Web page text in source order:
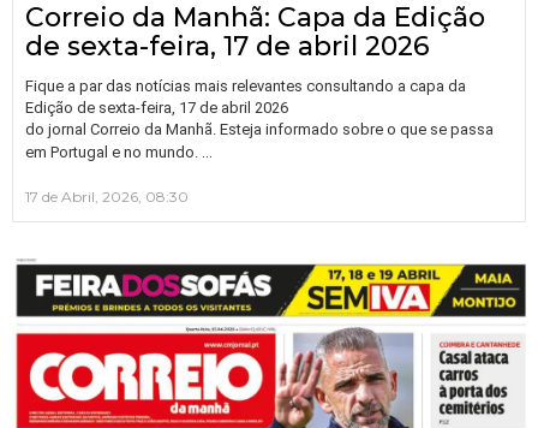
Correio da Manhã: Capa da Edição
de sexta-feira, 17 de abril 2026
Fique a par das notícias mais relevantes consultando a capa da
Edição de sexta-feira, 17 de abril 2026
do jornal Correio da Manhã. Esteja informado sobre o que se passa
em Portugal e no mundo. …
17 de Abril, 2026, 08:30